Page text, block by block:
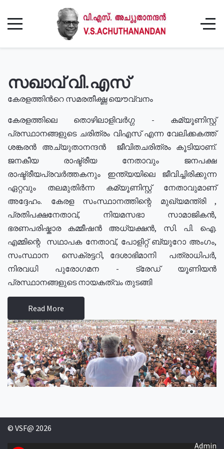
സഖാവ് വി.എസ്
കേരളത്തിൻറെ സമരതീക്ഷ്ണ യൌവ്വനം
കേരളത്തിലെ തൊഴിലാളിവർഗ്ഗ - കമ്യൂണിസ്റ്റ്
പ്രസ്ഥാനങ്ങളുടെ ചരിത്രം വിഎസ് എന്ന വേലിക്കകത്ത്
ശങ്കരൻ അച്യുതാനന്ദൻ ജീവിതചരിത്രം കൂടിയാണ്.
ജനകീയ രാഷ്ട്രീയ നേതാവും ജനപക്ഷ
രാഷ്ട്രീയപ്രവർത്തകനും ഇന്ത്യയിലെ ജീവിച്ചിരിക്കുന്ന
ഏറ്റവും തലമുതിർന്ന കമ്യൂണിസ്റ്റ് നേതാവുമാണ്
അദ്ദേഹം. കേരള സംസ്ഥാനത്തിന്റെ മുഖ്യമന്ത്രി ,
പ്രതിപക്ഷനേതാവ്, നിയമസഭാ സാമാജികൻ,
ഭരണപരിഷ്കാര കമ്മീഷൻ അധ്യക്ഷൻ, സി. പി. ഐ.
എമ്മിന്റെ സഥാപക നേതാവ്, പോളിറ്റ് ബ്യുറോ അംഗം,
സംസ്ഥാന സെക്രട്ടറി, ദേശാഭിമാനി പത്രാധിപർ,
നിരവധി പുരോഗമന - ട്രേഡ് യൂണിയൻ
പ്രസ്ഥാനങ്ങളുടെ നായകത്വം തുടങ്ങി
Read More
© VSF@ 2026
Admin